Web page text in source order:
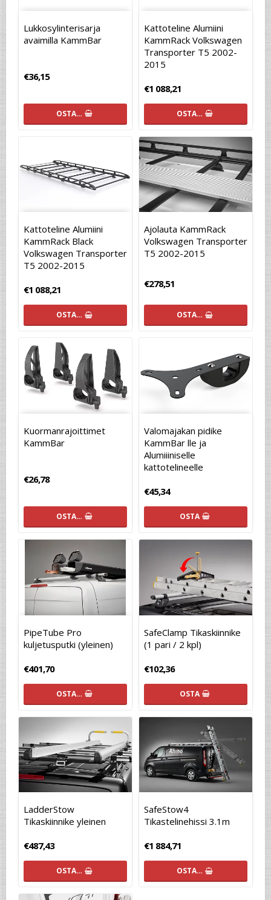
Lukkosylinterisarja
avaimilla KammBar
€36,15
OSTA…
Kattoteline Alumiini
KammRack Volkswagen
Transporter T5 2002-
2015
€1 088,21
OSTA…
Kattoteline Alumiini
KammRack Black
Volkswagen Transporter
T5 2002-2015
€1 088,21
OSTA…
Ajolauta KammRack
Volkswagen Transporter
T5 2002-2015
€278,51
OSTA…
Kuormanrajoittimet
KammBar
€26,78
OSTA…
Valomajakan pidike
KammBar lle ja
Alumiiiniselle
kattotelineelle
€45,34
OSTA
PipeTube Pro
kuljetusputki (yleinen)
€401,70
OSTA…
SafeClamp Tikaskiinnike
(1 pari / 2 kpl)
€102,36
OSTA
LadderStow
Tikaskiinnike yleinen
€487,43
OSTA…
SafeStow4
Tikastelinehissi 3.1m
€1 884,71
OSTA…